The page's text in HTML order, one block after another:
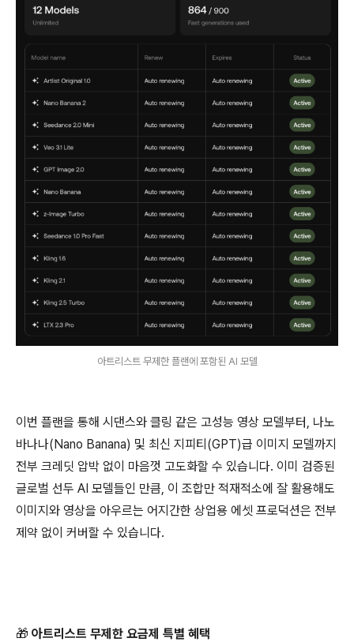
아트리스트 무제한 플랜에 포함된 AI 모델
이번 플랜을 통해 시댄스와 클링 같은 고성능 영상 모델부터, 나노
바나나(Nano Banana) 및 최신 지피티(GPT)급 이미지 모델까지
전부 크레딧 압박 없이 마음껏 고도화할 수 있습니다. 이미 검증된
글로벌 선두 AI 모델들인 만큼, 이 조합만 적재적소에 잘 활용해도
이미지와 영상을 아우르는 어지간한 상업용 에셋 프로덕션은 전부
제약 없이 커버할 수 있습니다.
🎁 아트리스트 무제한 요금제 특별 혜택